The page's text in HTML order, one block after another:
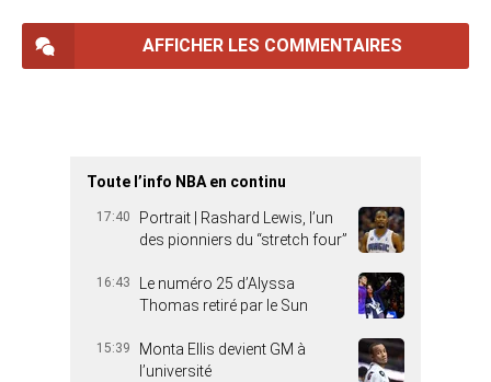
AFFICHER LES COMMENTAIRES
Toute l’info NBA en continu
17:40
Portrait | Rashard Lewis, l’un
des pionniers du “stretch four”
16:43
Le numéro 25 d’Alyssa
Thomas retiré par le Sun
15:39
Monta Ellis devient GM à
l’université